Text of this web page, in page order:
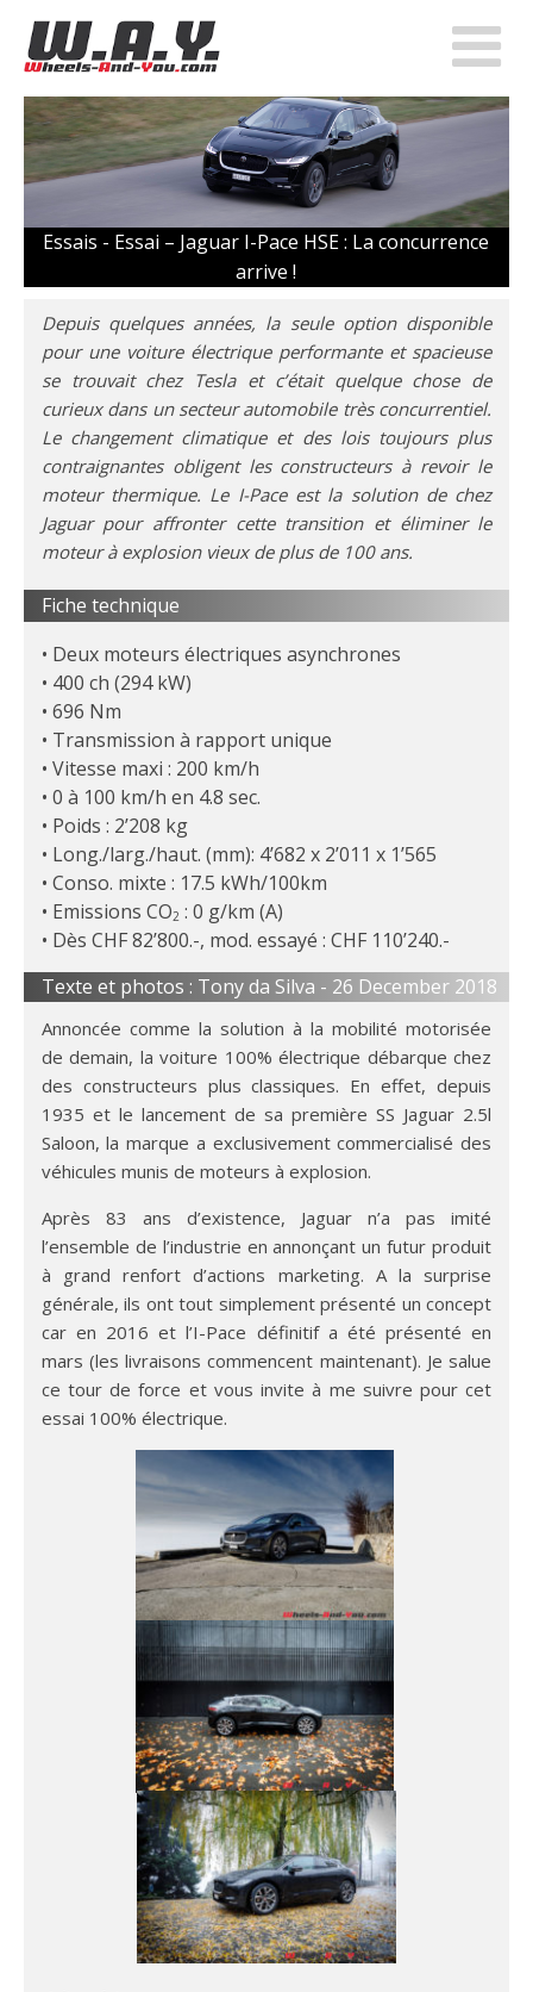
Essais - Essai – Jaguar I-Pace HSE : La concurrence
arrive !
Depuis quelques années, la seule option disponible
pour une voiture électrique performante et spacieuse
se trouvait chez Tesla et c’était quelque chose de
curieux dans un secteur automobile très concurrentiel.
Le changement climatique et des lois toujours plus
contraignantes obligent les constructeurs à revoir le
moteur thermique. Le I-Pace est la solution de chez
Jaguar pour affronter cette transition et éliminer le
moteur à explosion vieux de plus de 100 ans.
Fiche technique
Deux moteurs électriques asynchrones
400 ch (294 kW)
696 Nm
Transmission à rapport unique
Vitesse maxi : 200 km/h
0 à 100 km/h en 4.8 sec.
Poids : 2’208 kg
Long./larg./haut. (mm): 4’682 x 2’011 x 1’565
Conso. mixte : 17.5 kWh/100km
Emissions CO2 : 0 g/km (A)
Dès CHF 82’800.-, mod. essayé : CHF 110’240.-
Texte et photos : Tony da Silva - 26 December 2018
Annoncée comme la solution à la mobilité motorisée
de demain, la voiture 100% électrique débarque chez
des constructeurs plus classiques. En effet, depuis
1935 et le lancement de sa première SS Jaguar 2.5l
Saloon, la marque a exclusivement commercialisé des
véhicules munis de moteurs à explosion.
Après 83 ans d’existence, Jaguar n’a pas imité
l’ensemble de l’industrie en annonçant un futur produit
à grand renfort d’actions marketing. A la surprise
générale, ils ont tout simplement présenté un concept
car en 2016 et l’I-Pace définitif a été présenté en
mars (les livraisons commencent maintenant). Je salue
ce tour de force et vous invite à me suivre pour cet
essai 100% électrique.